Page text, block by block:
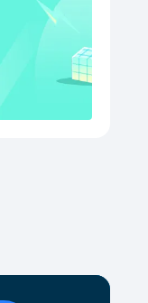
；【文件
件快速传